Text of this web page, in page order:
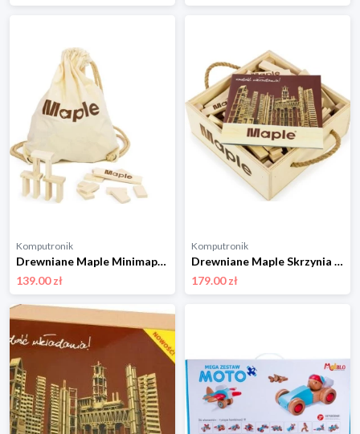
Komputronik
Drewniane Maple Minimaple 250 szt MM250
139.00 zł
Komputronik
Drewniane Maple Skrzynia 100 szt SK100
179.00 zł